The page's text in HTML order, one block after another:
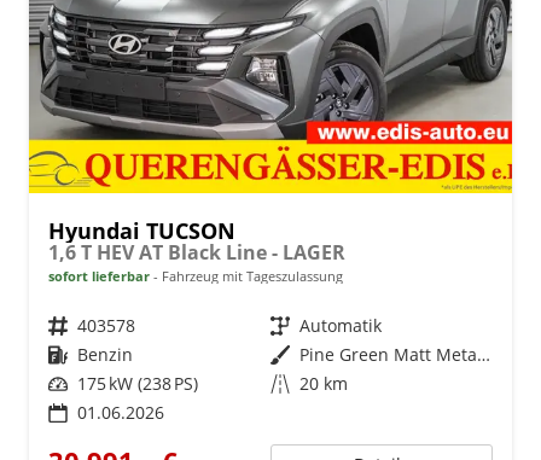
Hyundai TUCSON
1,6 T HEV AT Black Line - LAGER
sofort lieferbar Fahrzeug mit Tageszulassung
Fahrzeugnr. 403578 Getriebe Automatik
Kraftstoff Benzin Außenfarbe
Pine Green Matt Metallic ()
Leistung 175 kW (238 PS) Kilometerstand 20 km
01.06.2026